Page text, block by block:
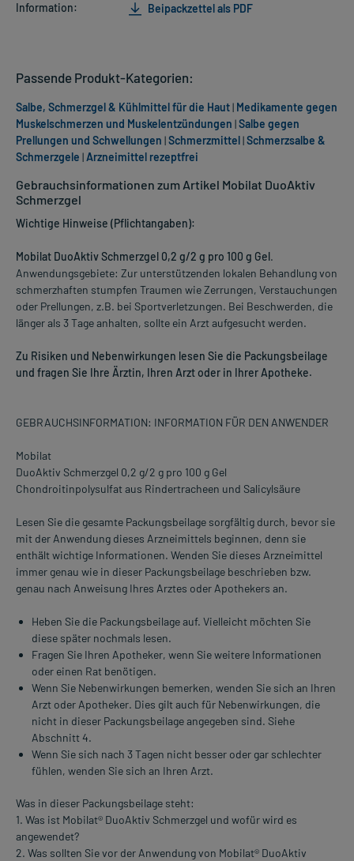
Information:
Beipackzettel als PDF
Gebrauchsinformationen zum Artikel Mobilat DuoAktiv
Schmerzgel
Wichtige Hinweise (Pflichtangaben):
Mobilat DuoAktiv Schmerzgel 0,2 g/2 g pro 100 g Gel.
Anwendungsgebiete: Zur unterstützenden lokalen Behandlung von
schmerzhaften stumpfen Traumen wie Zerrungen, Verstauchungen
oder Prellungen, z.B. bei Sportverletzungen. Bei Beschwerden, die
länger als 3 Tage anhalten, sollte ein Arzt aufgesucht werden.
Zu Risiken und Nebenwirkungen lesen Sie die Packungsbeilage
und fragen Sie Ihre Ärztin, Ihren Arzt oder in Ihrer Apotheke.
GEBRAUCHSINFORMATION: INFORMATION FÜR DEN ANWENDER
Mobilat
DuoAktiv Schmerzgel 0,2 g/2 g pro 100 g Gel
Chondroitinpolysulfat aus Rindertracheen und Salicylsäure
Lesen Sie die gesamte Packungsbeilage sorgfältig durch, bevor sie
mit der Anwendung dieses Arzneimittels beginnen, denn sie
enthält wichtige Informationen. Wenden Sie dieses Arzneimittel
immer genau wie in dieser Packungsbeilage beschrieben bzw.
genau nach Anweisung Ihres Arztes oder Apothekers an.
Heben Sie die Packungsbeilage auf. Vielleicht möchten Sie
diese später nochmals lesen.
Fragen Sie Ihren Apotheker, wenn Sie weitere Informationen
oder einen Rat benötigen.
Wenn Sie Nebenwirkungen bemerken, wenden Sie sich an Ihren
Arzt oder Apotheker. Dies gilt auch für Nebenwirkungen, die
nicht in dieser Packungsbeilage angegeben sind. Siehe
Abschnitt 4.
Wenn Sie sich nach 3 Tagen nicht besser oder gar schlechter
fühlen, wenden Sie sich an Ihren Arzt.
Was in dieser Packungsbeilage steht:
1. Was ist Mobilat® DuoAktiv Schmerzgel und wofür wird es
angewendet?
2. Was sollten Sie vor der Anwendung von Mobilat® DuoAktiv
Passende Produkt-Kategorien:
Salbe, Schmerzgel & Kühlmittel für die Haut| Medikamente gegen
Muskelschmerzen und Muskelentzündungen |Salbe gegen
Prellungen und Schwellungen |Schmerzmittel|Schmerzsalbe &
Schmerzgele |Arzneimittel rezeptfrei